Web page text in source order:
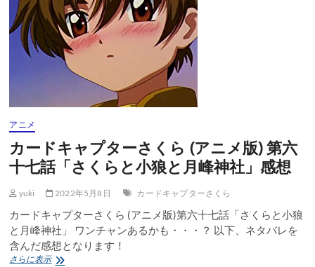
感
想
タ
ー
さ
く
ら
版)
十
八
話
く
ら
と
過
去
と
アニメ
カードキャプターさくら (アニメ版) 第六
十七話「さくらと小狼と月峰神社」感想
yuki 2022年5月8日 カードキャプターさくら
カードキャプターさくら (アニメ版)第六十七話「さくらと小狼
と月峰神社」 ワンチャンあるかも・・・？ 以下、ネタバレを
含んだ感想となります！
さらに表示カ